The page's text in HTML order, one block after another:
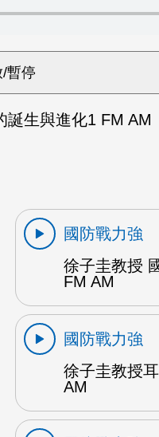
誕生與進化1 FM AM
國防戰力強
徐子圭教授
FM AM
國防戰力強
徐子圭教授
AM